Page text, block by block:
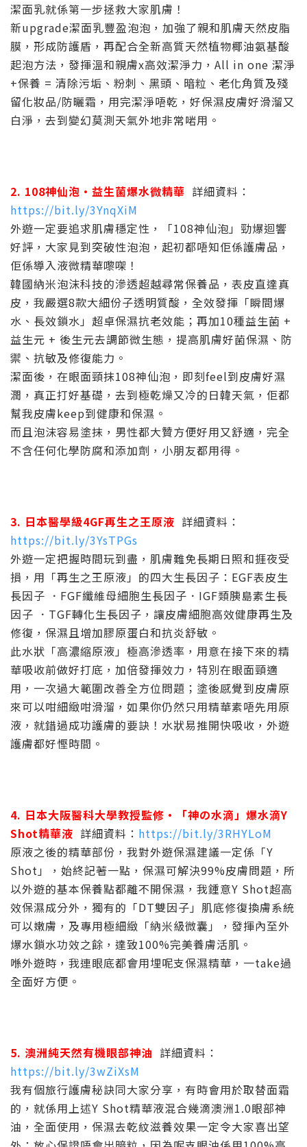
潔面乳就係第一步拯救大家肌膚！
新upgrade潔面乳豐盈泡泡，加強了親和肌膚天然皮脂
膜，形成防護盾，再配合全新高質天然植物椰油氨基酸
起泡方法，發揮溫和親膚x高效潔淨力，All in one 潔淨
+保養 = 清除污垢、粉刺、黑頭、暗粒、老化角質及殘
留化妝品/防曬霜，用完潔淨唔乾，好保濕皮膚好滑溜又
白淨，去到變幻莫測天氣外地非常啱用。
2. 108神仙泡•益生菌爆水微精華 詳細資料：
https://bit.ly/3YnqXiM
外遊一定要追求肌膚穩定性，「108神仙泡」勁爆迴響
好評，大家見到突破性泡泡，起初都唔知佢係護膚品，
佢係導入液微精華嚟㗎！
韓國納米泡沫科技的滲透超越尋常保養品，表皮直達真
皮，我嚴選8款大細份子透明質酸，全效發揮「瞬間爆
水、長效鎖水」超卓保濕抗老效能；再加10種益生菌 +
益生元 + 後生元去調節微生態，提高肌膚好菌保濕、防
禦、抗敏及修復能力。
潔面後，在眼面頸抹108神仙泡，即刻feel到皮膚好濕
潤，真正打好基礎，去到極乾燥又冷的日韓天氣，佢都
幫我皮膚keep到健康和保濕。
而且泡沫容易塗抹，男性都大贊方便好用又舒適，完全
不含任何化學防腐和添加劑，小朋友都用得。
3. 日本醫學級4GF再生之王原液 詳細資料：
https://bit.ly/3YsTPGs
外遊一定把握時間玩到盡，肌膚難免長期日照和捱夜受
損，用「再生之王原液」的四大生長因子：EGF表皮生
長因子 ．FGF纖維母細胞生長因子．IGF類胰島素生長
因子 ．TGF轉化生長因子，讓皮膚細胞高效健康再生及
修復，保濕且增加膠原蛋白和抗炎舒敏。
此水狀「高濃縮原液」極高滲透率，用意在接下來的精
華吸收前做好打底，加倍發揮效力，特別在眼面頸適
用，一次過大範圍改善全方位問題；塗後感覺到皮膚原
來可以咁細緻咁滑溜，如果你仍然只用精華素唔先用原
液，就錯過成功護膚的要訣！水狀易推開快吸收，外遊
護膚都好慳時間。
4. 日本大阪醫科大學教授監修‧「神の水滴」爆水滴Y
Shot精華液 詳細資料： https://bit.ly/3RHYLoM
原液之後的精華部份，我對外遊保濕建議一定係「Y
Shot」，始終記著一點，保濕可解決99%皮膚問題，所
以外遊的基本保養點都離不開保濕，我鍾意Y Shot超高
效保濕成分外，獨有的「DT雙因子」肌底修復換膚系統
可以嫩膚，及專用極細緻「納米級微囊」，發揮內至外
爆水鎖水功效之餘，達致100%完美養膚活肌。
喺外遊時，我連眼底都會用埋呢支保濕精華，一take過
全面好方便。
5. 澳洲純天然有機眼部神油 詳細資料：
https://bit.ly/3wZiXsM
我有個旅行護膚秘訣同大家分享，有時會用於取替面霜
的，就係用上述Y Shot精華液混合幾滴澳洲1.0眼部神
油，全面使用，保濕去乾紋滋養效果一定令大家喜出望